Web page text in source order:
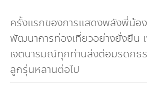
ครั้งแรกของการแสดงพลังพี่น้อง
พัฒนาการท่องเที่ยวอย่างยั่งยืน
เจตนารมณ์ทุกท่านส่งต่อมรดกธ
ลูกรุ่นหลานต่อไป